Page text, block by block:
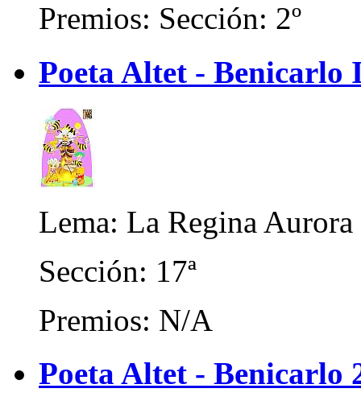
Premios: Sección: 2º
Poeta Altet - Benicarlo
Lema: La Regina Aurora
Sección: 17ª
Premios: N/A
Poeta Altet - Benicarlo